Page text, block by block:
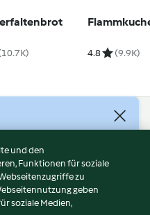
4.8 (9.9K)
und den
Funktionen für soziale
zu
geben
soziale Medien,